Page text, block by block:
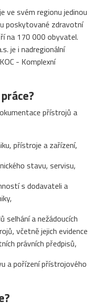
ve svém regionu jedinou
poskytované zdravotní
na 170 000 obyvatel.
je i nadregionální
- Komplexní
přístrojů a
přístroje a zařízení,
stavu, servisu,
s dodavateli a
selhání a nežádoucích
včetně jejich evidence
právních předpisů,
a pořízení přístrojového